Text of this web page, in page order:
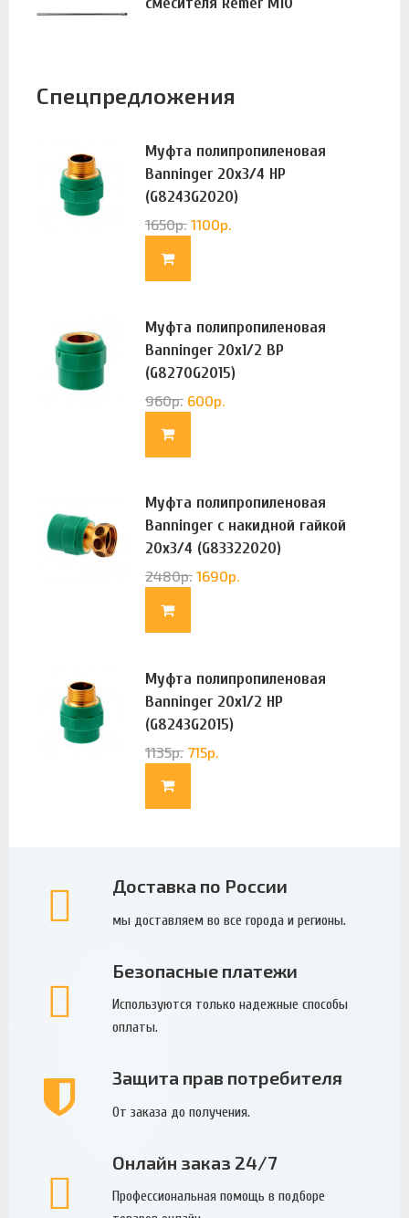
Спецпредложения
Муфта полипропиленовая
Banninger 20х3/4 НР
(G8243G2020)
1650р. 1100р.
Муфта полипропиленовая
Banninger 20х1/2 ВР
(G8270G2015)
960р. 600р.
Муфта полипропиленовая
Banninger с накидной гайкой
20х3/4 (G83322020)
2480р. 1690р.
Муфта полипропиленовая
Banninger 20х1/2 НР
(G8243G2015)
1135р. 715р.
Доставка по России
мы доставляем во все города и регионы.
Безопасные платежи
Используются только надежные способы
оплаты.
Защита прав потребителя
От заказа до получения.
Онлайн заказ 24/7
Профессиональная помощь в подборе